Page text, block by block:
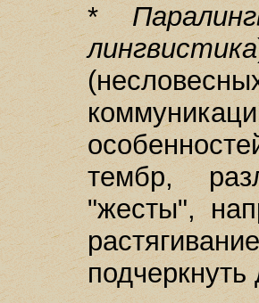
*
лингвистика
тембр,
"жесты",